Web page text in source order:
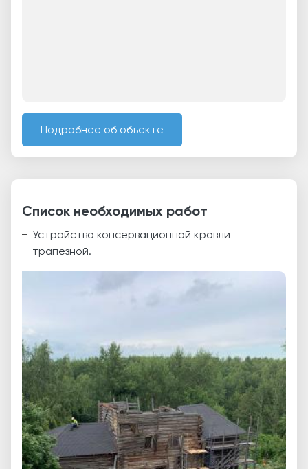
Подробнее об объекте
Список необходимых работ
Устройство консервационной кровли
трапезной.